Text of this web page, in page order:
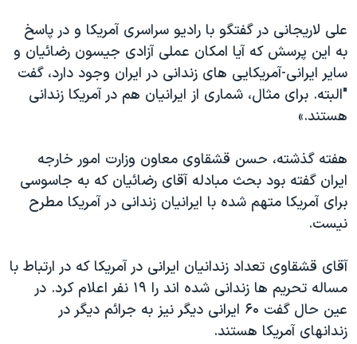
اسرائیل در جنگ
نرگس محمدی برنده جایزه نوبل صلح
همایش محافظه‌کاران آمریکا «سی‌پک»
صفحه‌های ویژه
علی لاریجانی در گفتگو با رادیو سراسری آمریکا و در پاسخ
به این پرسش که آیا امکان عملی آزادی جیسون رضائیان و
سایر ایرانی-آمریکایی های زندانی در ایران وجود دارد، گفت
"البته. برای مثال، شماری از ایرانیان هم در آمریکا زندانی
هستند.»
هفته گذشته، حسن قشقاوی معاون وزارت امور خارجه
ایران گفته بود بحث مبادله آقای رضائیان که به جاسوسی
برای آمریکا متهم شده با ایرانیان زندانی در آمریکا مطرح
نیست.
آقای قشقاوی تعداد زندانیان ایرانی در آمریکا که در ارتباط با
مساله تحریم ها زندانی شده اند را ۱۹ نفر اعلام کرد. در
عین حال گفت ۶۰ ایرانی دیگر نیز به جرائم دیگر در
زندانهای آمریکا هستند.